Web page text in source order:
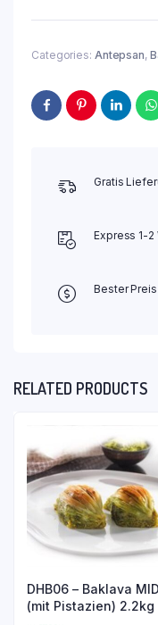
2.2kg
Categories: Antepsan,
Gratis
Express 1-2
Bester
RELATED PRODUCTS
DHB06 – Baklava
(mit Pistazien) 2.2kg